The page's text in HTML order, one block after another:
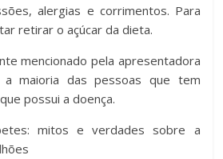
alergias e corrimentos. Para
retirar o açúcar da dieta.
mencionado pela apresentadora
maioria das pessoas que tem
possui a doença.
mitos e verdades sobre a